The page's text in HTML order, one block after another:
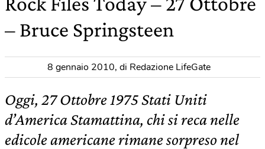
– Bruce Springsteen
8 gennaio 2010, di Redazione LifeGate
Oggi, 27 Ottobre 1975 Stati Uniti
d’America Stamattina, chi si reca nelle
edicole americane rimane sorpreso nel